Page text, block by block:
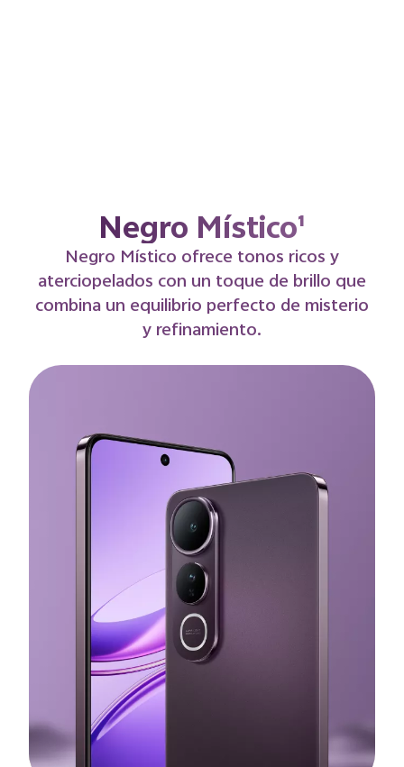
Dorado Titanio¹
Una combinación luminosa de fortaleza y
gracia. Dorado Titanio captura la calidez
dorada del atardecer, resplandeciendo con
una elegancia discreta y un acabado